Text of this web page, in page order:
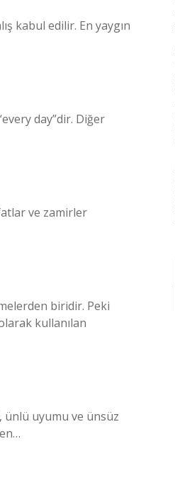
kabul edilir. En yaygın
day”dir. Diğer
ve zamirler
biridir. Peki
kullanılan
ünlü uyumu ve ünsüz